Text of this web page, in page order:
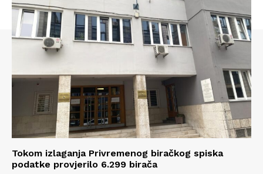
Info
Kontakt
Impressum
Tokom izlaganja Privremenog biračkog spiska
podatke provjerilo 6.299 birača